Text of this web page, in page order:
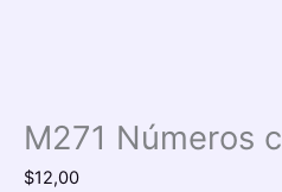
M271 Números
$12,00